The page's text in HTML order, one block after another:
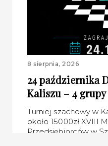
8 sierpnia, 2026
24 października
Kaliszu – 4
Turniej szachowy w
około 15000zł XVIII
Przedsiębiorców w